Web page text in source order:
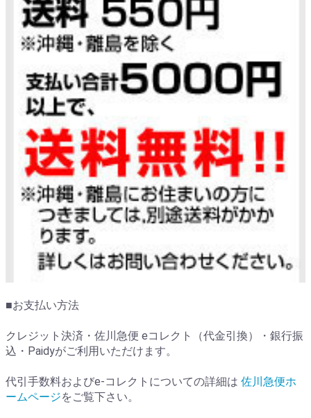
■お支払い方法
クレジット決済・佐川急便 eコレクト（代金引換）・銀行振
込・Paidyがご利用いただけます。
代引手数料およびe-コレクトについての詳細は 佐川急便ホ
ームページをご覧下さい。